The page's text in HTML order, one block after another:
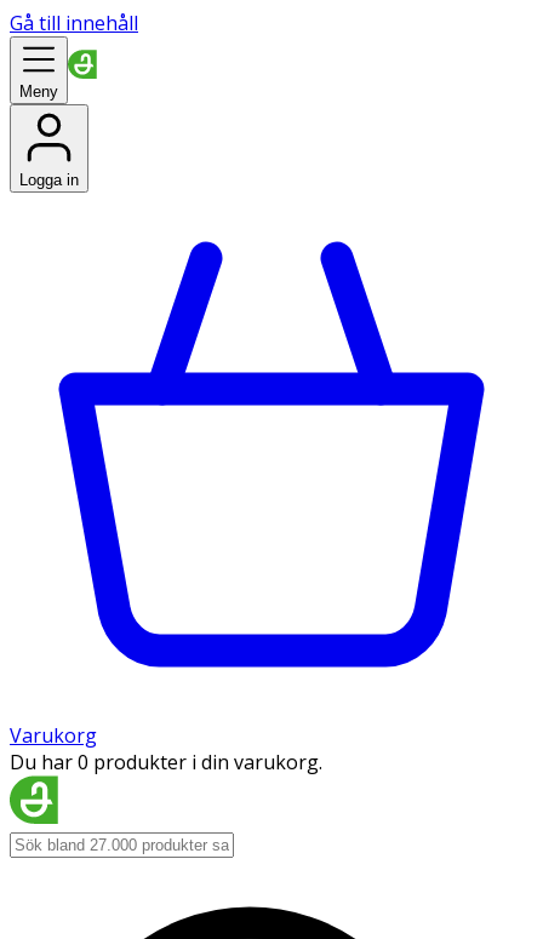
Gå till innehåll
Meny
Logga in
Varukorg
Du har 0 produkter i din varukorg.